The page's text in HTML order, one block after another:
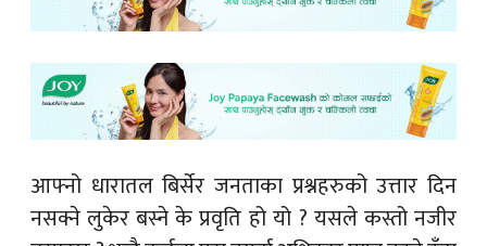
आफ्नो धारातल बिर्सेर जनताका प्रश्नहरुको उत्तार दिन
नसक्ने लुकेर बस्ने के प्रवृति हो यो ? यसले कस्तो नजीर